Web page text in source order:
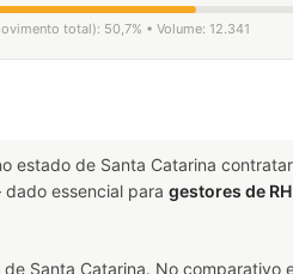
total): 50,7% • Volume: 12.341
estado de Santa Catarina
essencial para gestores de RH
de Santa Catarina. No comparativo